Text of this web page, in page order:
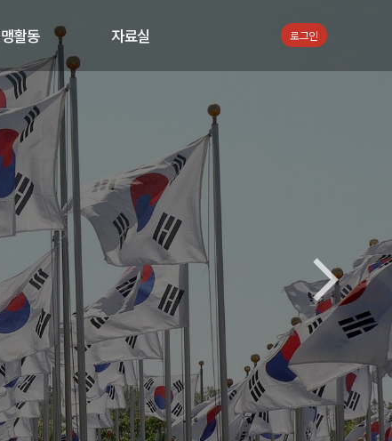
활동
사항
뉴스
동 사진
동영상
보도
자료실 로그인